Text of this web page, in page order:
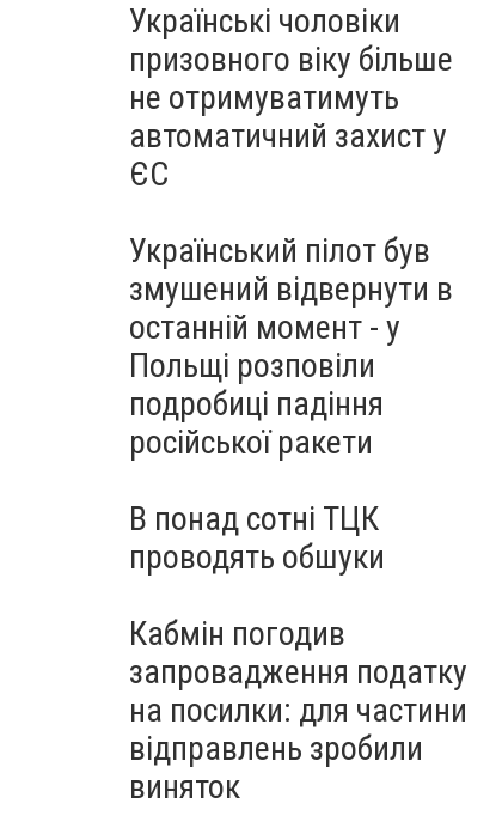
Українські чоловіки
призовного віку більше
не отримуватимуть
автоматичний захист у
ЄС
Український пілот був
змушений відвернути в
останній момент - у
Польщі розповіли
подробиці падіння
російської ракети
В понад сотні ТЦК
проводять обшуки
Кабмін погодив
запровадження податку
на посилки: для частини
відправлень зробили
виняток